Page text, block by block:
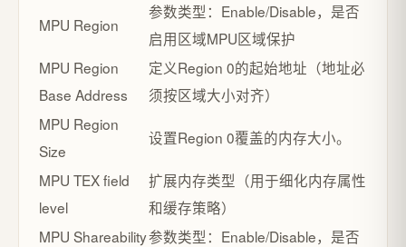
MPU Region
参数类型：Enable/Disable，是否
启用区域MPU区域保护
MPU Region
Base Address
定义Region 0的起始地址（地址必
须按区域大小对齐）
MPU Region
Size
设置Region 0覆盖的内存大小。
MPU TEX field
level
扩展内存类型（用于细化内存属性
和缓存策略）
MPU Shareability参数类型：Enable/Disable，是否